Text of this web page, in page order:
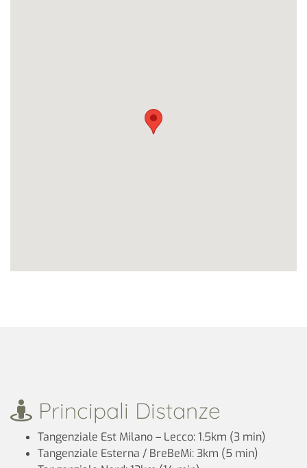
Principali Distanze
Tangenziale Est Milano – Lecco: 1.5km (3 min)
Tangenziale Esterna / BreBeMi: 3km (5 min)